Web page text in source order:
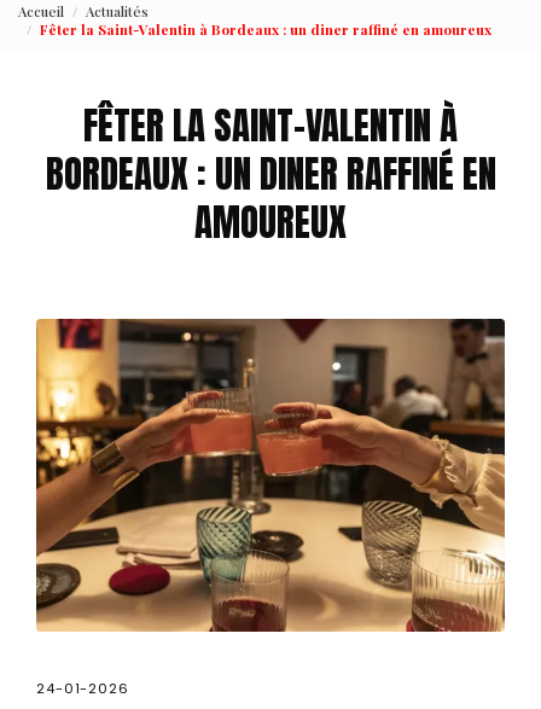
Accueil
Actualités
Fêter la Saint-Valentin à Bordeaux : un diner raffiné en amoureux
FÊTER LA SAINT-VALENTIN À
BORDEAUX : UN DINER RAFFINÉ EN
AMOUREUX
24-01-2026